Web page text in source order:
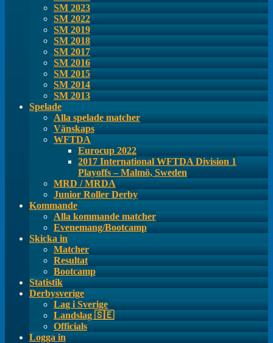
SM 2023
SM 2022
SM 2019
SM 2018
SM 2017
SM 2016
SM 2015
SM 2014
SM 2013
Spelade
Alla spelade matcher
Vänskaps
WFTDA
Eurocup 2022
2017 International WFTDA Division 1
Playoffs – Malmö, Sweden
MRD / MRDA
Junior Roller Derby
Kommande
Alla kommande matcher
Evenemang/Bootcamp
Skicka in
Matcher
Resultat
Bootcamp
Statistik
Derbysverige
Lag i Sverige
Landslag 🇸🇪
Officials
Logga in